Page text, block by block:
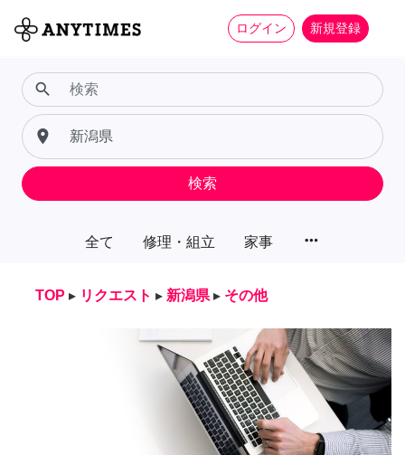
ログイン 新規登録
全て 修理・組立 家事 more_horiz
search
place
検索
TOP ▸ リクエスト ▸ 新潟県 ▸ その他